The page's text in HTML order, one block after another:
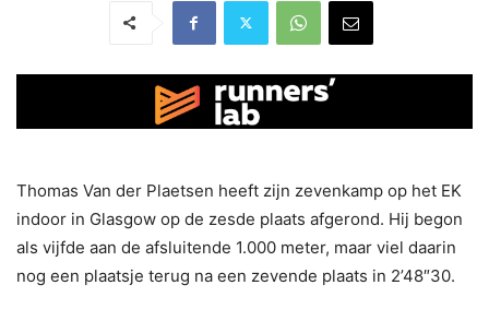
Thomas Van der Plaetsen heeft zijn zevenkamp op het EK
indoor in Glasgow op de zesde plaats afgerond. Hij begon
als vijfde aan de afsluitende 1.000 meter, maar viel daarin
nog een plaatsje terug na een zevende plaats in 2’48″30.